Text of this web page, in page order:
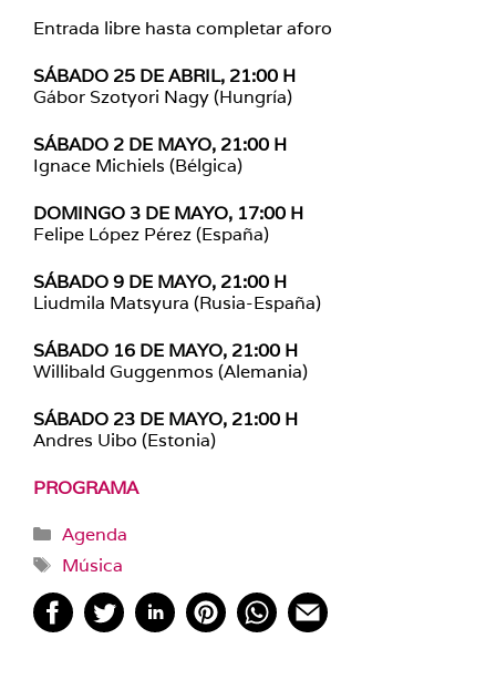
Entrada libre hasta completar aforo
SÁBADO 25 DE ABRIL, 21:00 H
Gábor Szotyori Nagy (Hungría)
SÁBADO 2 DE MAYO, 21:00 H
Ignace Michiels (Bélgica)
DOMINGO 3 DE MAYO, 17:00 H
Felipe López Pérez (España)
SÁBADO 9 DE MAYO, 21:00 H
Liudmila Matsyura (Rusia-España)
SÁBADO 16 DE MAYO, 21:00 H
Willibald Guggenmos (Alemania)
SÁBADO 23 DE MAYO, 21:00 H
Andres Uibo (Estonia)
PROGRAMA
Categorías
Agenda
Etiquetas
Música